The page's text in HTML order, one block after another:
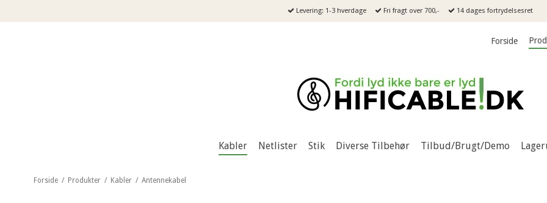
Levering: 1-3 hverdage Fri fragt over 700,- 14 dages fortrydelsesret
Forside
Kabler Netlister Stik Diverse Tilbehør Tilbud/Brugt/Demo
Forside / Produkter / Kabler / Antennekabel